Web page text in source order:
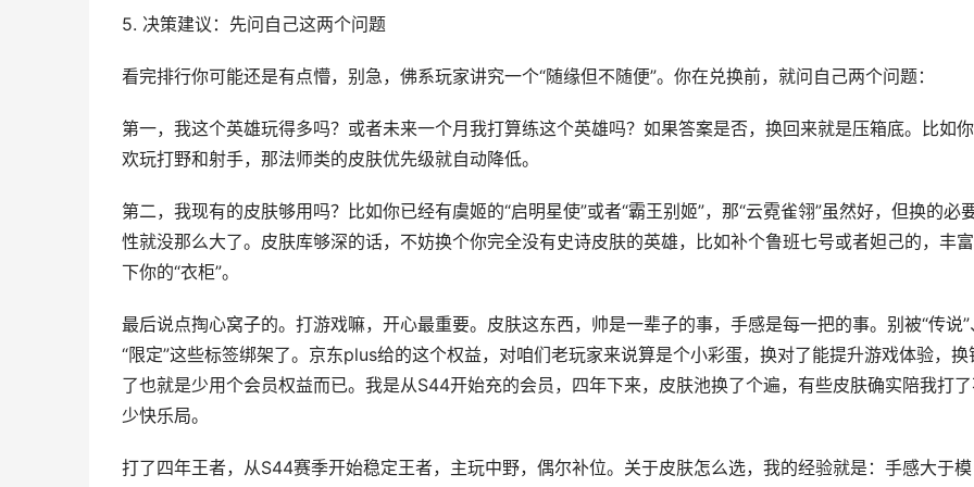
5. 决策建议：先问自己这两个问题
看完排行你可能还是有点懵，别急，佛系玩家讲究一个“随缘但不随便”。你在兑换前，就问自己两个问题：
第一，我这个英雄玩得多吗？或者未来一个月我打算练这个英雄吗？如果答案是否，换回来就是压箱底。比如
欢玩打野和射手，那法师类的皮肤优先级就自动降低。
第二，我现有的皮肤够用吗？比如你已经有虞姬的“启明星使”或者“霸王别姬”，那“云霓雀翎”虽然好，但换的必
性就没那么大了。皮肤库够深的话，不妨换个你完全没有史诗皮肤的英雄，比如补个鲁班七号或者妲己的，丰
下你的“衣柜”。
最后说点掏心窝子的。打游戏嘛，开心最重要。皮肤这东西，帅是一辈子的事，手感是每一把的事。别被“传说”
“限定”这些标签绑架了。京东plus给的这个权益，对咱们老玩家来说算是个小彩蛋，换对了能提升游戏体验，换
了也就是少用个会员权益而已。我是从S44开始充的会员，四年下来，皮肤池换了个遍，有些皮肤确实陪我打
少快乐局。
打了四年王者，从S44赛季开始稳定王者，主玩中野，偶尔补位。关于皮肤怎么选，我的经验就是：手感大于模